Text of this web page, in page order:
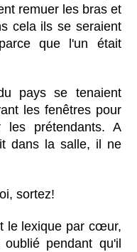
remuer les bras et
cela ils se seraient
que l'un était
pays se tenaient
les fenêtres pour
prétendants. A
dans la salle, il ne
sortez!
le lexique par cœur,
pendant qu'il